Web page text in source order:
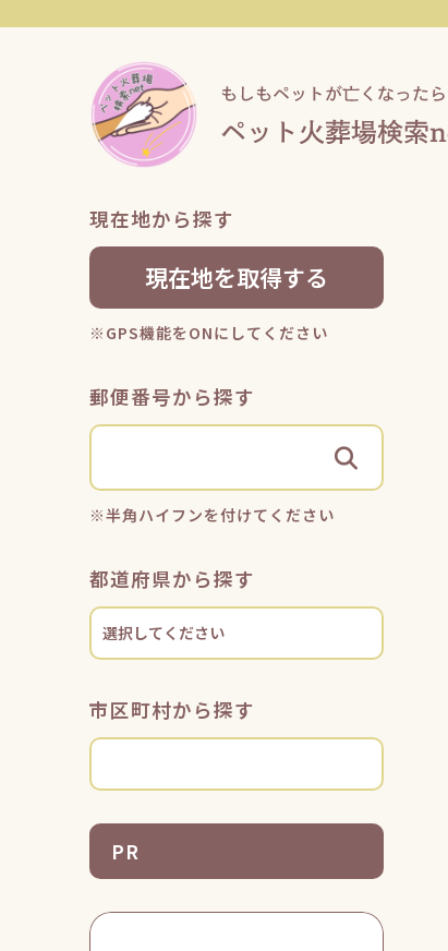
現在地から探す
現在地を取得する
※GPS機能をONにしてください
郵便番号から探す
※半角ハイフンを付けてください
都道府県から探す
市区町村から探す
PR